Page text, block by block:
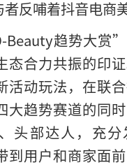
反哺着抖音电商
Beauty趋势大赏
态合力共振的印
活动玩法，在联
大趋势赛道的同
头部达人，充分
到用户和商家面